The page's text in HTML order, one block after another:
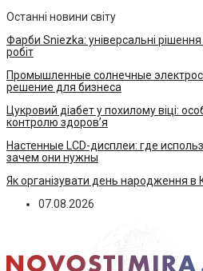
Останні новини світу
Фарби Sniezka: універсальні рішення
робіт
Промышленные солнечные
решение для бизнеса
Цукровий діабет у похилому віці:
контролю здоров’я
Настенные LCD-дисплеи: где
зачем они нужны
Як організувати день народження в
07.08.2026